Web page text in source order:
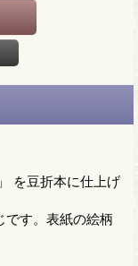
を豆折本に仕上げ
です。表紙の絵柄